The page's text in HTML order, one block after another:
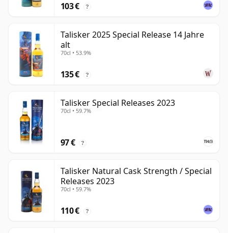
103 € ?
Talisker 2025 Special Release 14 Jahre
alt
70cl • 53.9%
135 € ?
Talisker Special Releases 2023
70cl • 59.7%
97 € ?
Talisker Natural Cask Strength / Special
Releases 2023
70cl • 59.7%
110 € ?